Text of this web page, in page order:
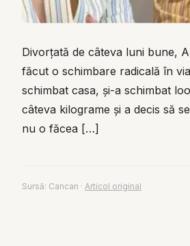
Divorțată de câteva luni bune,
făcut o schimbare radicală în
schimbat casa, și-a schimbat
câteva kilograme și a decis să
nu o făcea […]
Sursă: Cancan · Articol original